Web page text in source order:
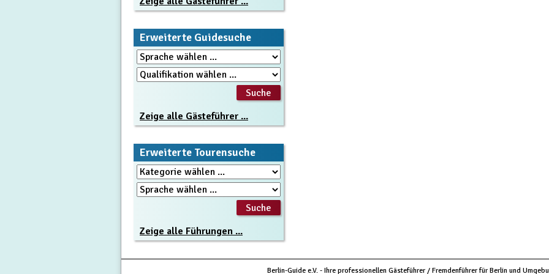
Erweiterte Guidesuche
Zeige alle Gästeführer ...
Erweiterte Tourensuche
Zeige alle Führungen ...
Berlin-Guide e.V. - Ihre professionellen Gästeführer / Fremdenführer für Berlin und